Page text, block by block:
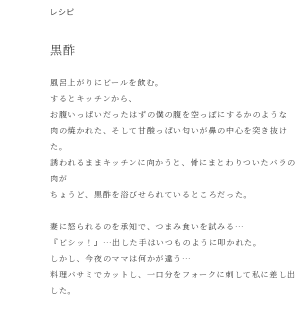
レシピ
黒酢
風呂上がりにビールを飲む。
するとキッチンから、
お腹いっぱいだったはずの僕の腹を空っぽにするかのような
肉の焼かれた、そして甘酸っぱい匂いが鼻の中心を突き抜け
た。
誘われるままキッチンに向かうと、骨にまとわりついたバラの
肉が
ちょうど、黒酢を浴びせられているところだった。
妻に怒られるのを承知で、つまみ食いを試みる…
『ビシッ！』…出した手はいつものように叩かれた。
しかし、今夜のママは何かが違う…
料理バサミでカットし、一口分をフォークに刺して私に差し出
した。